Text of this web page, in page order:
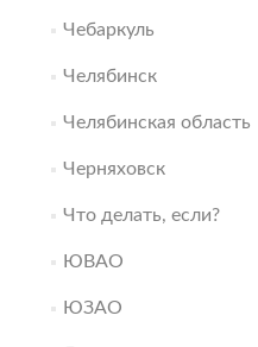
Чебаркуль
Челябинск
Челябинская область
Черняховск
Что делать, если?
ЮВАО
ЮЗАО